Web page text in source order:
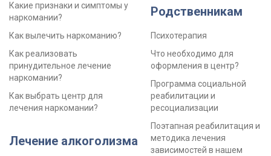
Какие признаки и симптомы у
наркомании?
Как вылечить наркоманию?
Как реализовать
принудительное лечение
наркомании?
Как выбрать центр для
лечения наркомании?
Лечение алкоголизма
Родственникам
Психотерапия
Что необходимо для
оформления в центр?
Программа социальной
реабилитации и
ресоциализации
Поэтапная реабилитация и
методика лечения
зависимостей в нашем